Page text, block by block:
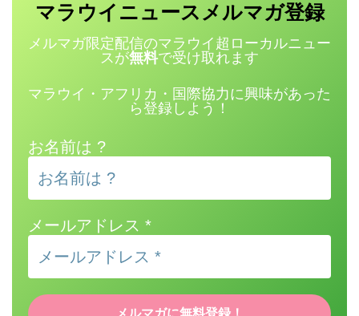
マラウイニュース メルマガ登録
メルマガ限定配信のマラウイ超ローカルニュー
スが無料で受け取れます
マラウイ・アフリカ・国際協力に興味があった
ら登録しよう！
お名前は ?
メールアドレス *